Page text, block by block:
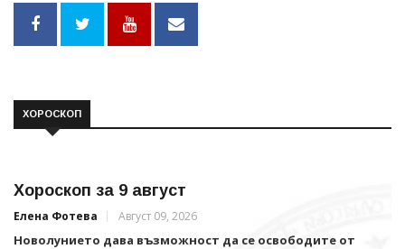
ХОРОСКОП
Хороскоп за 9 август
Елена Фотева Август 09, 2026
Новолунието дава възможност да се освободите от